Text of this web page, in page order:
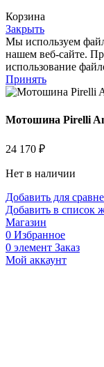
Корзина
Закрыть
Мы используем
нашем веб-сайте.
использование
Принять
Мотошина Pirelli
24 170 ₽
Нет в наличии
Добавить для
Добавить в список
Магазин
0 Избранное
0 элемент Заказ
Мой аккаунт